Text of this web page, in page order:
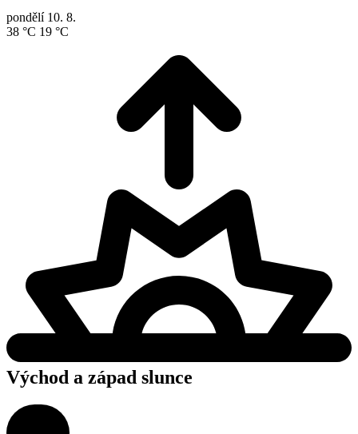
pondělí 10. 8.
38 °C 19 °C
Východ a západ slunce